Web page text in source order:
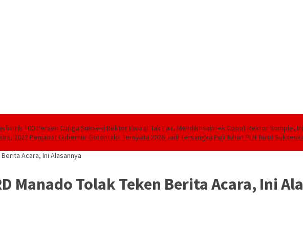
100 Persen Curiga Suksesi Rektor Unsrat Tak Fair, Mendiktisaintek Copot Rektor Sompie,
2022 Penjabat Gubernur Gorontalo. Ternyata 2026 Jadi Tersangka Puji Tuhan PLN Turut
Acara, Ini Alasannya
Manado Tolak Teken Berita Acara, Ini